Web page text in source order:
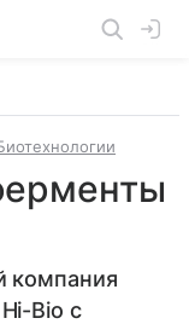
компания
Bio с